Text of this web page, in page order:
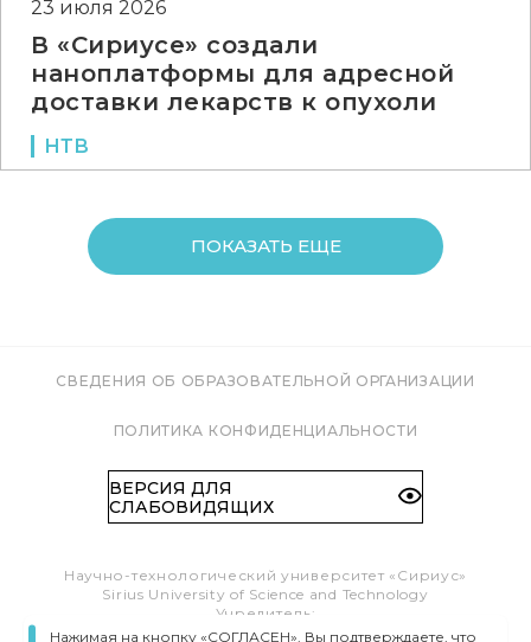
23 июля 2026
В «Сириусе» создали
наноплатформы для адресной
доставки лекарств к опухоли
НТВ
ПОКАЗАТЬ ЕЩЕ
СВЕДЕНИЯ ОБ ОБРАЗОВАТЕЛЬНОЙ ОРГАНИЗАЦИИ
ПОЛИТИКА КОНФИДЕНЦИАЛЬНОСТИ
ВЕРСИЯ ДЛЯ
СЛАБОВИДЯЩИХ
Научно-технологический университет «Сириус»
Sirius University of Science and Technology
Учредитель:
Образовательный Фонд «Талант и успех»
Нажимая на кнопку «СОГЛАСЕН», Вы подтверждаете, что